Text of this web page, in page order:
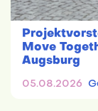
Move
Augsburg
05.08.2026